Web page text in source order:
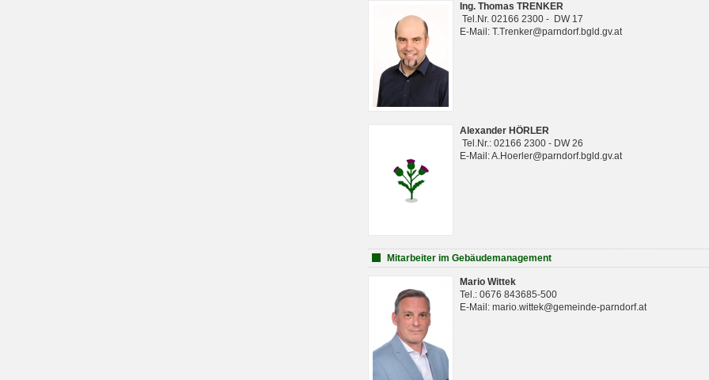
Ing. Thomas TRENKER
Tel.Nr. 02166 2300 - DW 17
E-Mail: T.Trenker@parndorf.bgld.gv.at
Alexander HÖRLER
Tel.Nr.: 02166 2300 - DW 26
E-Mail: A.Hoerler@parndorf.bgld.gv.at
Mitarbeiter im Gebäudemanagement
Mario Wittek
Tel.: 0676 843685-500
E-Mail: mario.wittek@gemeinde-parndorf.at